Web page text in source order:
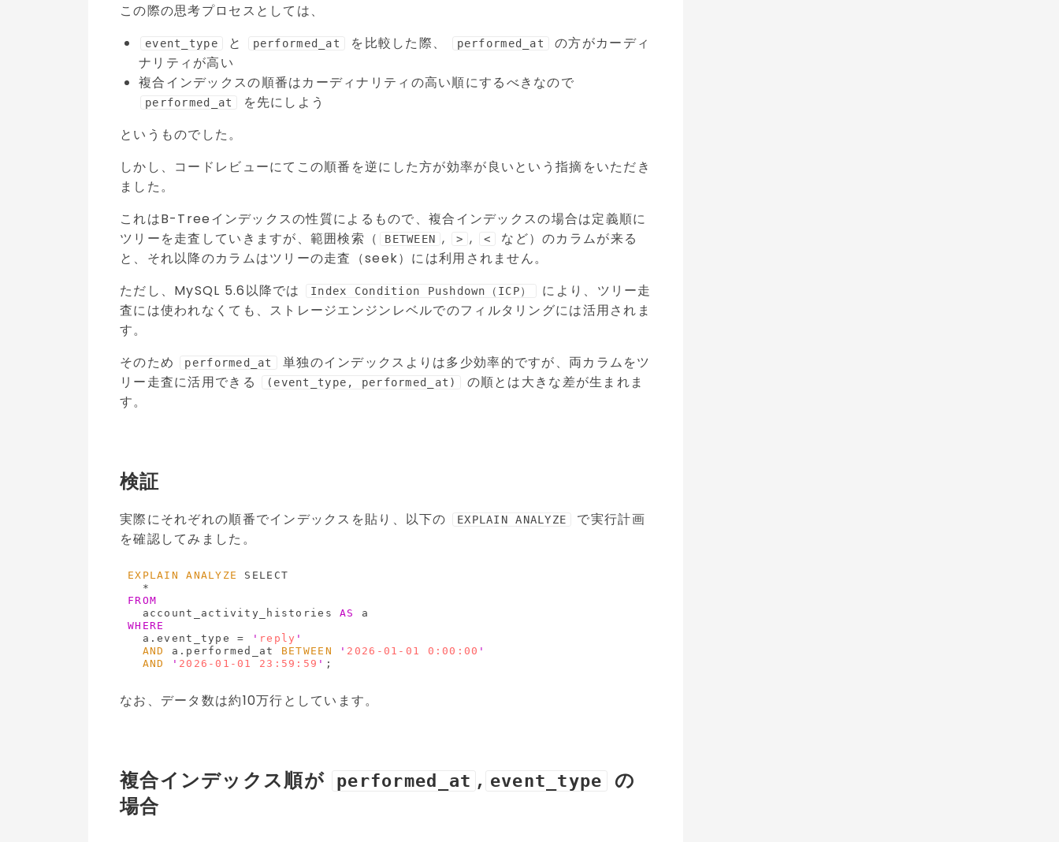
この際の思考プロセスとしては、
event_type と performed_at を比較した際、 performed_at
の方がカーディ
ナリティが高い
複合インデックスの順番はカーディナリティの高い順にするべきなので
performed_at
を先にしよう
というものでした。
しかし、コードレビューにてこの順番を逆にした方が効率が良いという指摘をいただき
ました。
これはB-Treeインデックスの性質によるもので、複合インデックスの場合は定義順に
ツリーを走査していきますが、範囲検索（
BETWEEN , > , <
など）のカラムが来る
と、それ以降のカラムはツリーの走査（seek）には利用されません。
ただし、MySQL 5.6以降では
Index Condition Pushdown（ICP）
により、ツリー走
査には使われなくても、ストレージエンジンレベルでのフィルタリングには活用されま
す。
そのため
performed_at
単独のインデックスよりは多少効率的ですが、両カラムをツ
リー走査に活用できる
(event_type, performed_at)
の順とは大きな差が生まれま
す。
検証
実際にそれぞれの順番でインデックスを貼り、以下の EXPLAIN ANALYZE
で実行計画
を確認してみました。
EXPLAIN ANALYZE
SELECT
FROM
  account_activity_histories
AS
WHERE
  a.event_type =
' reply '
AND
a.performed_at BETWEEN ' 2026-01-01 0:00:00 '
AND
' 2026-01-01 23:59:59 '
なお、データ数は約10万行としています。
複合インデックス順が performed_at , event_type
の
場合